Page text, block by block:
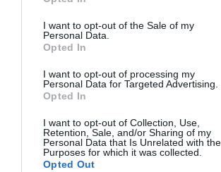
use your data for below specified purposes
consent section.
I want to opt-out of the Sale of my
Personal Data.
Opted In
I want to opt-out of processing my
Personal Data for Targeted Advertising.
Opted In
I want to opt-out of Collection, Use,
Retention, Sale, and/or Sharing of my
Personal Data that Is Unrelated with the
Purposes for which it was collected.
Opted Out
06.08.2026 | 21:40
που έπεσε από την γέφυρα: Τα
νεότερα για την υγεία της
Νεότερα για τη Φωτιά στη Σκύρο:
Κινδύνευσε κτηνοτροφική μονάδα
– Νέο βίντεο